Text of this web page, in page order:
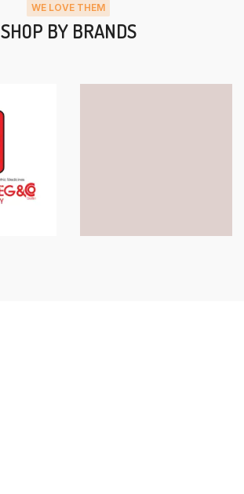
WE LOVE THEM
SHOP BY BRANDS